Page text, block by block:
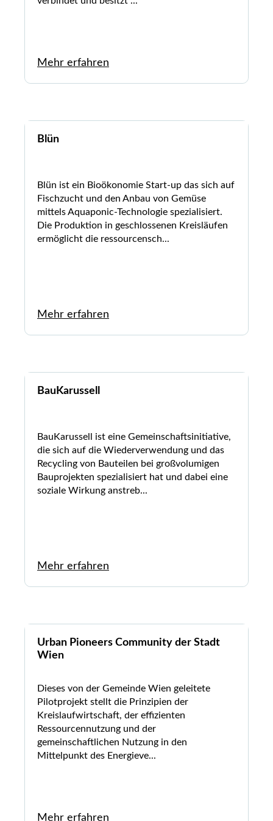
Mehr erfahren
Blün
Blün ist ein Bioökonomie Start-up das sich auf
Fischzucht und den Anbau von Gemüse
mittels Aquaponic-Technologie spezialisiert.
Die Produktion in geschlossenen Kreisläufen
ermöglicht die ressourcensch...
Mehr erfahren
BauKarussell
BauKarussell ist eine Gemeinschaftsinitiative,
die sich auf die Wiederverwendung und das
Recycling von Bauteilen bei großvolumigen
Bauprojekten spezialisiert hat und dabei eine
soziale Wirkung anstreb...
Mehr erfahren
Urban Pioneers Community der Stadt
Wien
Dieses von der Gemeinde Wien geleitete
Pilotprojekt stellt die Prinzipien der
Kreislaufwirtschaft, der effizienten
Ressourcennutzung und der
gemeinschaftlichen Nutzung in den
Mittelpunkt des Energieve...
Mehr erfahren